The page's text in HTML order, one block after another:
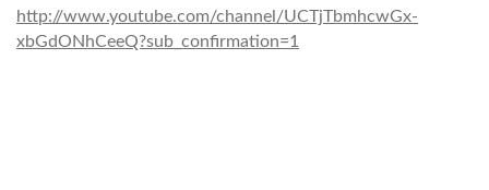
http://www.youtube.com/channel/UCTjTbmhcwGx-
xbGdONhCeeQ?sub_confirmation=1